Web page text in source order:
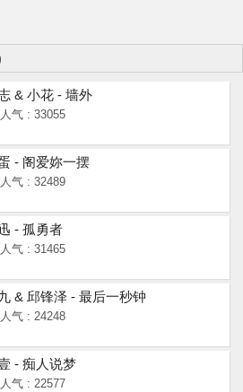
& 小花 - 墙外
气 : 33055
- 阁爱妳一摆
气 : 32489
- 孤勇者
气 : 31465
& 邱锋泽 - 最后一秒钟
气 : 24248
- 痴人说梦
气 : 22577